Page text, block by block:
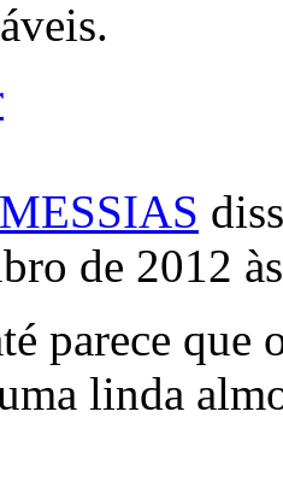
de 2012
parece que
linda